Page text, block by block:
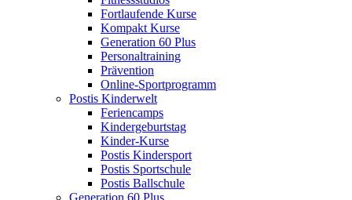
Fortlaufende Kurse
Kompakt Kurse
Generation 60 Plus
Personaltraining
Prävention
Online-Sportprogramm
Postis Kinderwelt
Feriencamps
Kindergeburtstag
Kinder-Kurse
Postis Kindersport
Postis Sportschule
Postis Ballschule
Generation 60 Plus